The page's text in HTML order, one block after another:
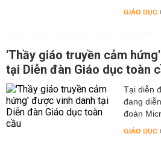
GIÁO DỤC
'Thầy giáo truyền cảm
tại Diễn đàn Giáo dục toàn
Tại diễn
đang
đoàn
GIÁO DỤC